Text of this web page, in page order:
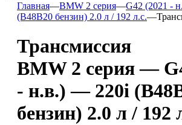
Главная—BMW 2 серия—G42 (2021 -
(B48B20 бензин) 2.0 л / 192 л.с.—
Трансмиссия
BMW 2 серия —
- н.в.) — 220i
бензин) 2.0 л / 192